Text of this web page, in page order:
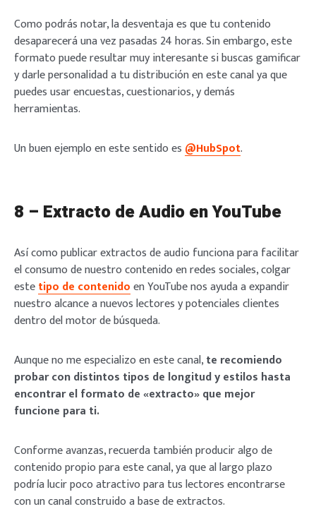
Como podrás notar, la desventaja es que tu contenido
desaparecerá una vez pasadas 24 horas. Sin embargo, este
formato puede resultar muy interesante si buscas gamificar
y darle personalidad a tu distribución en este canal ya que
puedes usar encuestas, cuestionarios, y demás
herramientas.
Un buen ejemplo en este sentido es @HubSpot.
8 – Extracto de Audio en YouTube
Así como publicar extractos de audio funciona para facilitar
el consumo de nuestro contenido en redes sociales, colgar
estetipo de contenidoen YouTube nos ayuda a expandir
nuestro alcance a nuevos lectores y potenciales clientes
dentro del motor de búsqueda.
Aunque no me especializo en este canal,te recomiendo
probar con distintos tipos de longitud y estilos hasta
encontrar el formato de «extracto» que mejor
funcione para ti.
Conforme avanzas, recuerda también producir algo de
contenido propio para este canal, ya que al largo plazo
podría lucir poco atractivo para tus lectores encontrarse
con un canal construido a base de extractos.